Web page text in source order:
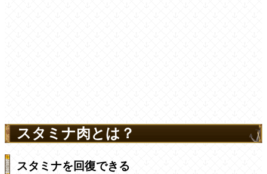
スタミナ肉とは？
スタミナを回復できる